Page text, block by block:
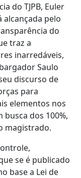
do TJPB, Euler
alcançada pelo
do
traz a
inarredáveis,
Saulo
discurso de
para
elementos nos
dos 100%,
magistrado.
se é publicado
base a Lei de